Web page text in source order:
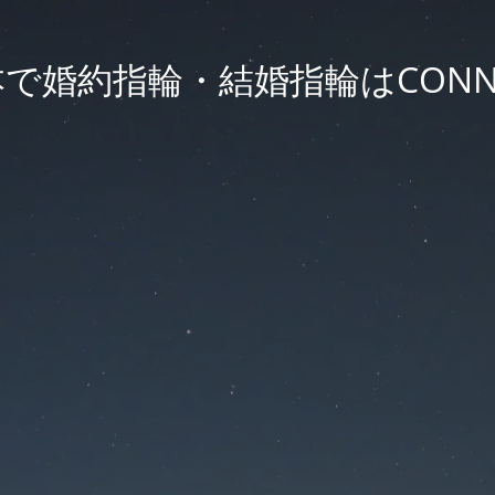
婚約指輪・結婚指輪は